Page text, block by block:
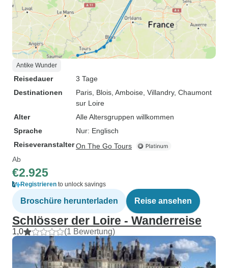
Antike Wunder
Reisedauer
3 Tage
Destinationen
Paris , Blois , Amboise , Villandry, Chaumont
sur Loire
Alter
Alle Altersgruppen willkommen
Sprache
Nur: Englisch
ReiseveranstalterOn The Go Tours
Ab
€2.925
Registrieren to unlock savings
Broschüre herunterladen Reise ansehen
Schlösser der Loire - Wanderreise
1,0 (1 Bewertung)